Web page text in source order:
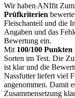
Wir haben ANIfit Zum
Prüfkriterien
Fleischanteil und die
Angaben und das
Bewertung ein.
Mit 100/100 Punkten
Sorten im Test. Die
ist klar und die
Nassfutter liefert viel
angenommen. Damit
Zusammensetzung